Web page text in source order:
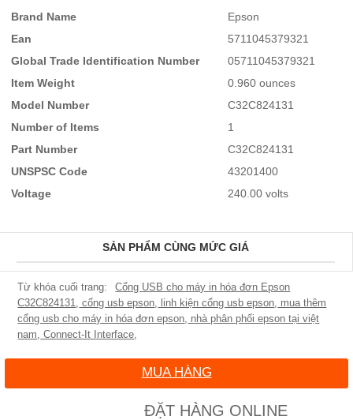
Brand Name
Epson
Ean
5711045379321
Global Trade Identification Number
05711045379321
Item Weight
0.960 ounces
Model Number
C32C824131
Number of Items
1
Part Number
C32C824131
UNSPSC Code
43201400
Voltage
240.00 volts
SẢN PHẨM CÙNG MỨC GIÁ
Cổng USB cho máy in hóa đơn Epson
C32C824131, cổng usb epson, linh kiện cổng usb epson, mua thêm
cổng usb cho máy in hóa đơn epson, nhà phân phối epson tại việt
nam, Connect-It Interface,
MUA HÀNG
ĐẶT HÀNG ONLINE